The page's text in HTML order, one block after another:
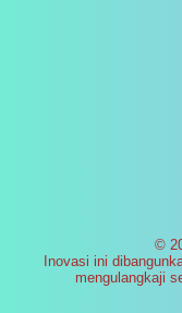
©
Inovasi ini
mengulangkaji